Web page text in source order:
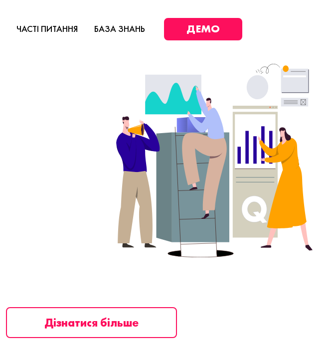
ЧАСТІ ПИТАННЯ БАЗА ЗНАНЬ ДЕМО
Дізнатися більше